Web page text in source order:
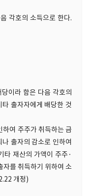
각호의 소득으로 한다.
이라 함은 다음 각호의
출자자에게 배당한 것
하여 주주가 취득하는 금
출자의 감소로 인하여
타 재산의 가액이 주주·
자를 취득하기 위하여 소
개정)